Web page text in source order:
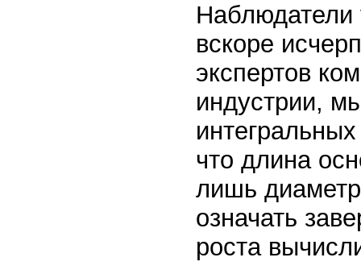
Наблюдатели
вскоре
экспертов
индустрии,
что длина
лишь
означать
роста